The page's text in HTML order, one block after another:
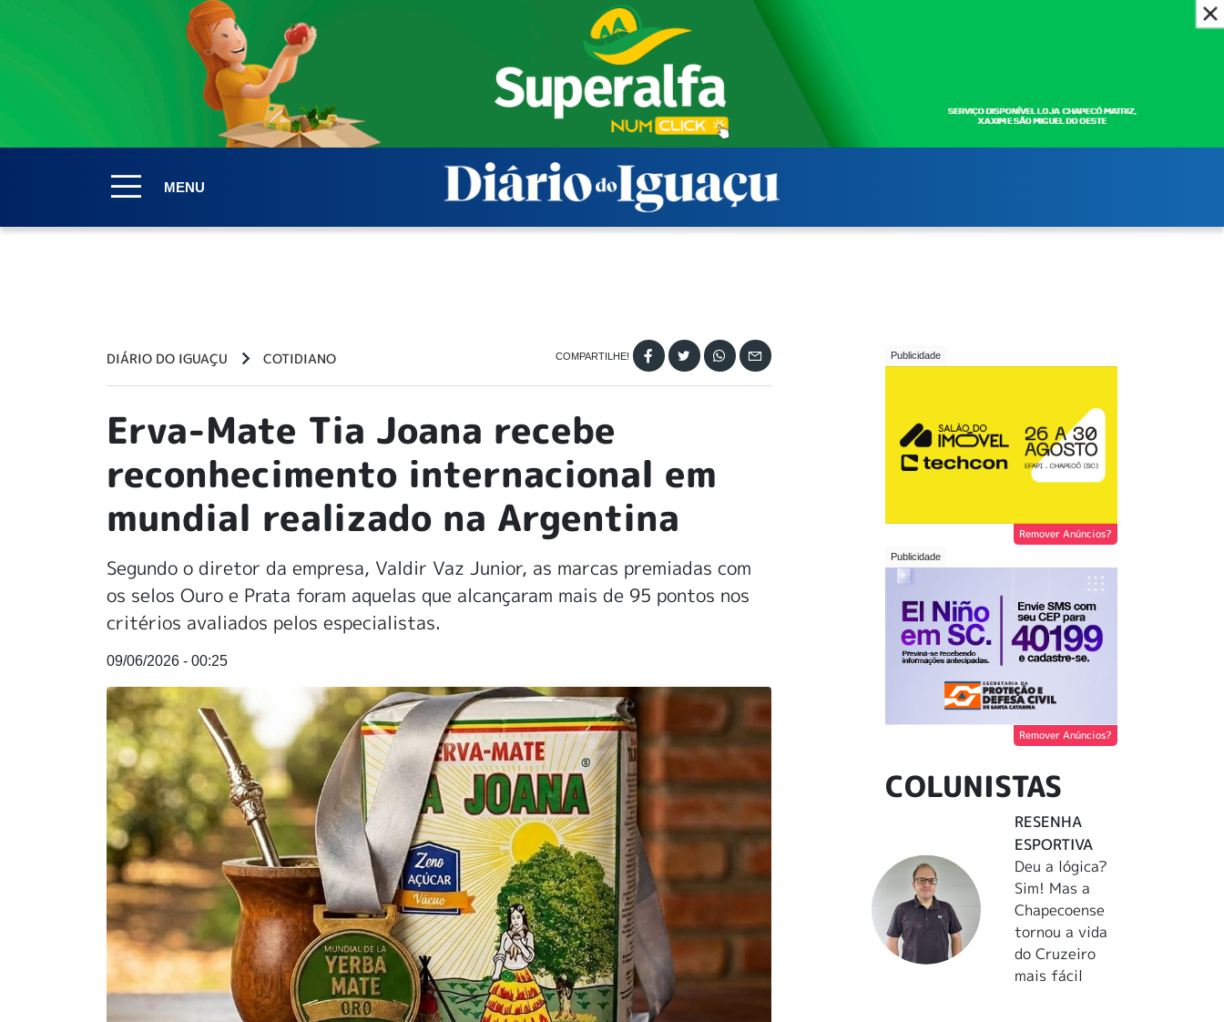
MENU
DIÁRIO DO IGUAÇU COTIDIANO
Erva-Mate Tia Joana recebe
reconhecimento internacional em
mundial realizado na Argentina
Segundo o diretor da empresa, Valdir Vaz Junior, as marcas premiadas com
os selos Ouro e Prata foram aquelas que alcançaram mais de 95 pontos nos
critérios avaliados pelos especialistas.
09/06/2026 - 00:25
Remover Anúncios?
Remover Anúncios?
COLUNISTAS
RESENHA
ESPORTIVA
Deu a lógica?
Sim! Mas a
Chapecoense
tornou a vida
do Cruzeiro
mais fácil